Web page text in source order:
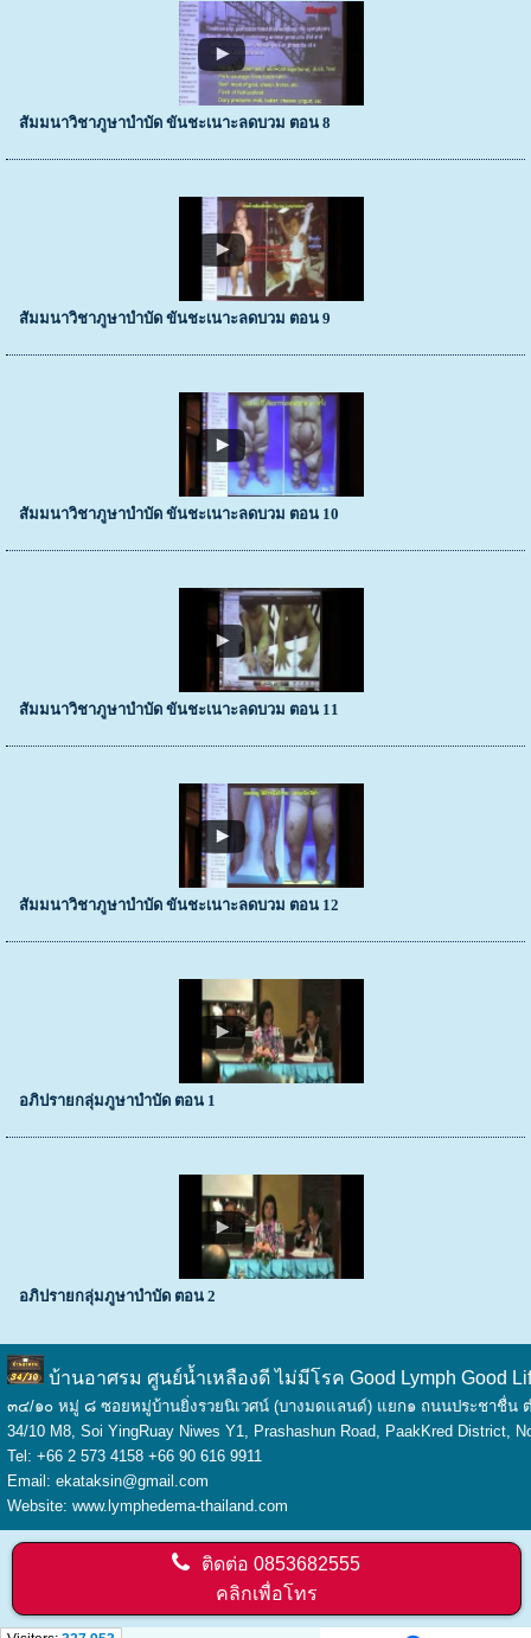
สัมมนาวิชาภูษาบำบัด ขันชะเนาะลดบวม ตอน 8
สัมมนาวิชาภูษาบำบัด ขันชะเนาะลดบวม ตอน 9
สัมมนาวิชาภูษาบำบัด ขันชะเนาะลดบวม ตอน 10
สัมมนาวิชาภูษาบำบัด ขันชะเนาะลดบวม ตอน 11
สัมมนาวิชาภูษาบำบัด ขันชะเนาะลดบวม ตอน 12
อภิปรายกลุ่มภูษาบำบัด ตอน 1
อภิปรายกลุ่มภูษาบำบัด ตอน 2
บ้านอาศรม ศูนย์น้ำเหลืองดี ไม่มีโรค Good Lymph Good
๓๔/๑๐ หมู่ ๘ ซอยหมู่บ้านยิ่งรวยนิเวศน์ (บางมดแลนด์) แยก๑ ถนนประชาชื่น
34/10 M8, Soi YingRuay Niwes Y1, Prashashun Road, PaakKred District,
Tel: +66 2 573 4158 +66 90 616 9911
Email: ekataksin@gmail.com
Website: www.lymphedema-thailand.com
ติดต่อ0853682555
คลิกเพื่อโทร